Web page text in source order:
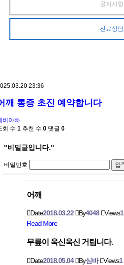
공지사항
진료상담
23:36
깨 통증 초진 예약합니다
비아빠
회 수 1 추천 수 0 댓글 0
"비밀글입니다."
비밀번호
어깨
Date2018.03.22 By4048 Views1
Read More
무릎이 욱신욱신 거립니다.
Date2018.05.04 By심바 Views1